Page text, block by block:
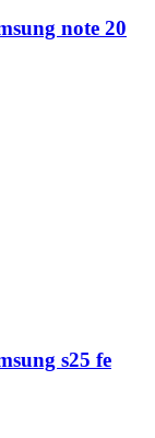
note 20
s25 fe